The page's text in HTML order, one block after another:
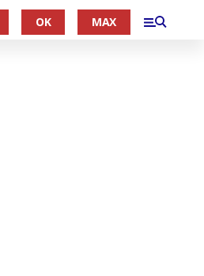
OK MAX